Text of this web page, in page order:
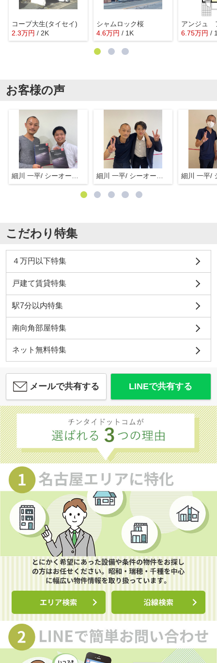
コープ大生(タイセイ)
2.3万円 / 2K
シャムロック桜
4.6万円 / 1K 6.75万円 /
お客様の声
こだわり特集
４万円以下特集
戸建て賃貸特集
駅7分以内特集
南向角部屋特集
ネット無料特集
メールで共有する LINEで共有する